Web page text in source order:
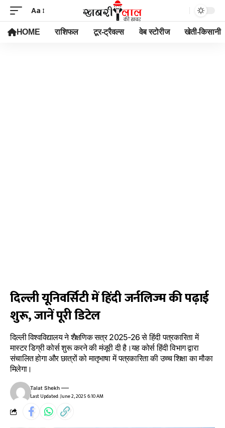
Aa
HOME राशिफल टूर-ट्रैवल्स वेब स्टोरीज खेती-किसानी
दिल्ली यूनिवर्सिटी में हिंदी जर्नलिज्म की पढ़ाई
शुरू, जानें पूरी डिटेल
दिल्ली विश्वविद्यालय ने शैक्षणिक सत्र 2025-26 से हिंदी पत्रकारिता में
मास्टर डिग्री कोर्स शुरू करने की मंजूरी दी है।यह कोर्स हिंदी विभाग द्वारा
संचालित होगा और छात्रों को मातृभाषा में पत्रकारिता की उच्च शिक्षा का मौका
मिलेगा।
Last Updated: June 2, 2025 6:10 AM
Talat Shekh